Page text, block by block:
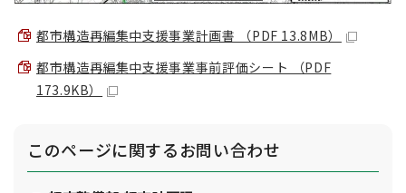
都市構造再編集中支援事業計画書 （PDF 13.8MB）
都市構造再編集中支援事業事前評価シート （PDF
173.9KB）
このページに関するお問い合わせ